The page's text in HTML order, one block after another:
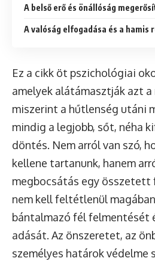
A belső erő és önállóság
A valóság elfogadása és a hamis
Ez a cikk öt pszichológiai
amelyek alátámasztják azt
miszerint a hűtlenség utáni
mindig a legjobb, sőt, néha
döntés. Nem arról van szó,
kellene tartanunk, hanem
megbocsátás egy összetett
nem kell feltétlenül
bántalmazó fél felmentését
adását. Az önszeretet, az
személyes határok védelme